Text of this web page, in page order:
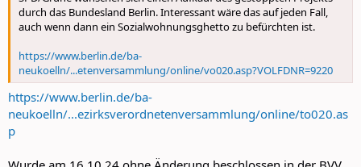
durch das Bundesland Berlin. Interessant wäre das auf jeden Fall,
auch wenn dann ein Sozialwohnungsghetto zu befürchten ist.
https://www.berlin.de/ba-
neukoelln/...etenversammlung/online/vo020.asp?VOLFDNR=9220
https://www.berlin.de/ba-
neukoelln/...ezirksverordnetenversammlung/online/to020.as
p